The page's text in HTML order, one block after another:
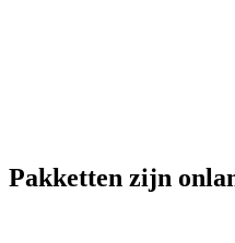
Pakketten zijn